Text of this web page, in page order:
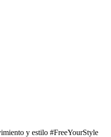
y estilo #FreeYourStyle